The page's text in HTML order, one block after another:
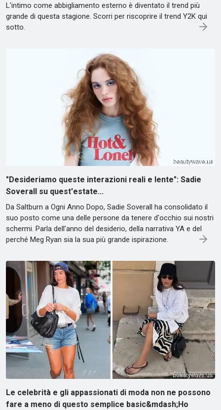
L'intimo come abbigliamento esterno è diventato il trend più
grande di questa stagione. Scorri per riscoprire il trend Y2K qui
sotto.
"Desideriamo queste interazioni reali e lente": Sadie
Soverall su quest'estate...
Da Saltburn a Ogni Anno Dopo, Sadie Soverall ha consolidato il
suo posto come una delle persone da tenere d'occhio sui nostri
schermi. Parla dell'anno del desiderio, della narrativa YA e del
perché Meg Ryan sia la sua più grande ispirazione.
Le celebrità e gli appassionati di moda non ne possono
fare a meno di questo semplice basic&mdash;Ho